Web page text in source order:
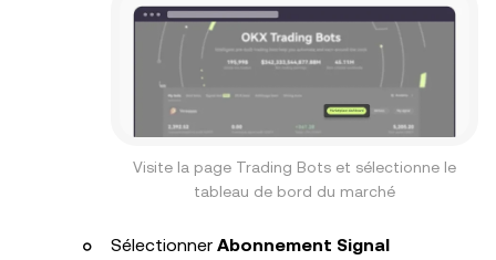
Visite la page Trading Bots et sélectionne le
tableau de bord du marché
Sélectionner Abonnement Signal